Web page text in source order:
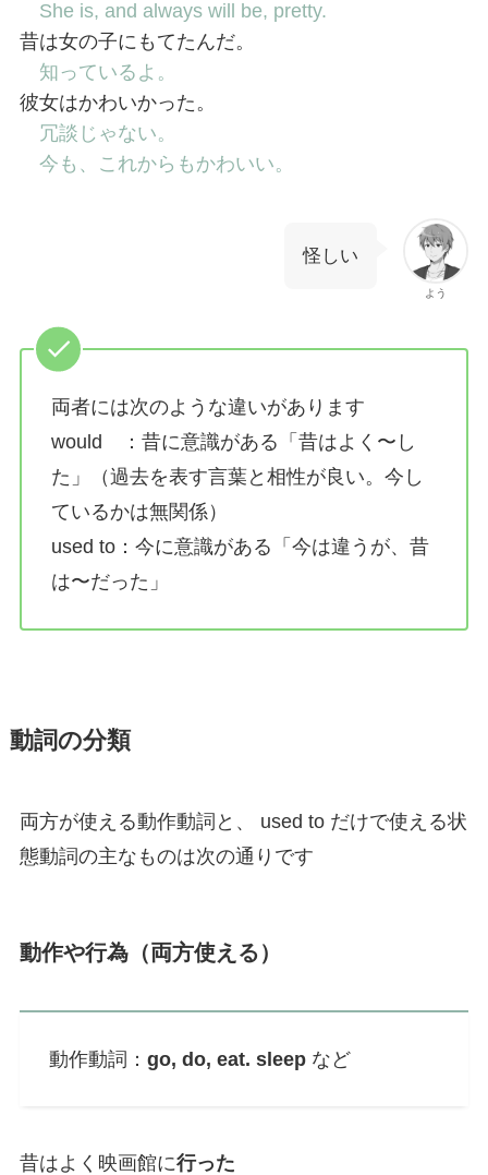
She is, and always will be, pretty.
昔は女の子にもてたんだ。
知っているよ。
彼女はかわいかった。
冗談じゃない。
今も、これからもかわいい。
よう
怪しい
両者には次のような違いがあります
would ：昔に意識がある「昔はよく〜し
た」（過去を表す言葉と相性が良い。今し
ているかは無関係）
used to：今に意識がある「今は違うが、昔
は〜だった」
動詞の分類
両方が使える動作動詞と、 used to だけで使える状
態動詞の主なものは次の通りです
動作や行為（両方使える）
動作動詞： go, do, eat. sleepなど
昔はよく映画館に行った